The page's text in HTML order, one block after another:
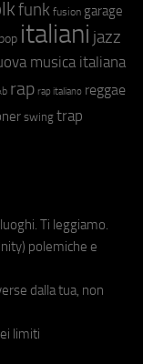
funk fusion garage
italiani jazz
musica italiana
rap rap italiano reggae
swing trap
Ti leggiamo.
polemiche e
dalla tua, non
limiti